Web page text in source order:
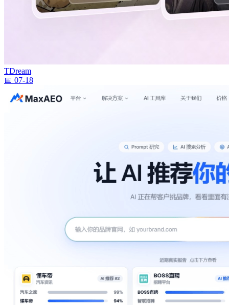
TDream
📅 07-18